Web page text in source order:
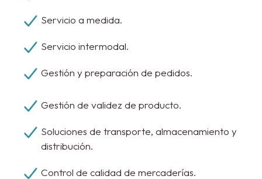
Servicio a medida.
Servicio intermodal.
Gestión y preparación de pedidos.
Gestión de validez de producto.
Soluciones de transporte, almacenamiento y
distribución.
Control de calidad de mercaderías.